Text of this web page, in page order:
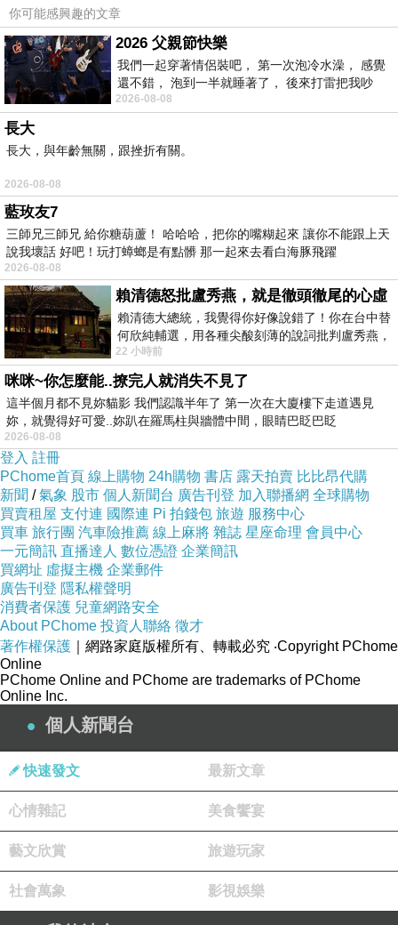
中文名稱：藍地柏
科 名：卷柏科卷柏屬
別 名：
翠雲草、藍草、翠羽草『綱目拾遺』，
回生草、還魂草《福建民間草藥》，金
雞鳳尾草、水雞撲《閩南民間草藥》，
伸腳草、地柏葉、岩萍《湖南藥物
志》，綢緞草《廣西藥植名錄》，生扯
攏、虱子草《貴州中草藥名錄》，綠絨
草、龍鬚、百腳草、劍柏、爛皮蛇、金
雞獨立草、翠翎草、矮腳鳳毛、孔雀
花、神錦花、鶴翎草、鳳尾草、開屏鳳
毛、龍須、巖萍、百腳草、假岩柏、藤
扁柏、白雞毛、水松、石打穿、回生
草、返魂草、攔路枝、止血草、白雞
爪、龍鱗草、金扁柏、龍柏草、細風
原產地：
特產於中國安徽、重慶、福建、廣東、
廣西、貴州、湖北、湖南、江西、陜
西、四川、香港、雲南、浙江等省區，
生於海拔 20~1,200 公尺林下，多腐殖
質土壤或溪邊陰濕雜草中，以及岩洞
你可能感興趣的文章
2026 父親節快樂
我們一起穿著情侶裝吧， 第一次泡冷水澡， 感覺
還不錯， 泡到一半就睡著了， 後來打雷把我吵
醒， 手
2026-08-08
長大
長大，與年齡無關，跟挫折有關。
2026-08-08
藍玫友7
三師兄三師兄 給你糖葫蘆！ 哈哈哈，把你的嘴糊起來 讓你不能跟上天
說我壞話 好吧！玩打蟑螂是有點髒 那一起來去看白海豚飛躍
2026-08-08
賴清德怒批盧秀燕，就是徹頭徹尾的心虛
賴清德大總統，我覺得你好像說錯了！你在台中替
何欣純輔選，用各種尖酸刻薄的說詞批判盧秀燕，
罵她施政滿意度輸給陳其邁，甚至還說盧
22 小時前
咪咪~你怎麼能..撩完人就消失不見了
這半個月都不見妳貓影 我們認識半年了 第一次在大廈樓下走道遇見
妳，就覺得好可愛..妳趴在羅馬柱與牆體中間，眼睛巴眨巴眨
2026-08-08
登入 註冊
PChome首頁 線上購物 24h購物 書店 露天拍賣 比比昂代購
新聞 /氣象 股市 個人新聞台 廣告刊登 加入聯播網 全球購物
買賣租屋 支付連 國際連 Pi 拍錢包 旅遊 服務中心
買車 旅行團 汽車險推薦 線上麻將 雜誌 星座命理 會員中心
一元簡訊 直播達人 數位憑證 企業簡訊
買網址 虛擬主機 企業郵件
廣告刊登 隱私權聲明
消費者保護 兒童網路安全
About PChome 投資人聯絡 徵才
著作權保護 ｜網路家庭版權所有、轉載必究 ‧Copyright PChome
Online
PChome Online and PChome are trademarks of PChome
Online Inc.
個人新聞台
快速發文 最新文章
心情雜記 美食饗宴
藝文欣賞 旅遊玩家
社會萬象 影視娛樂